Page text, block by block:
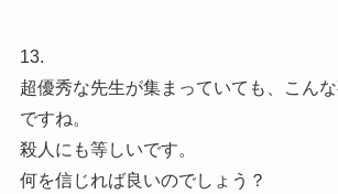
13.
超優秀な先生が集まっていても、こん
ですね。
殺人にも等しいです。
何を信じれば良いのでしょう？